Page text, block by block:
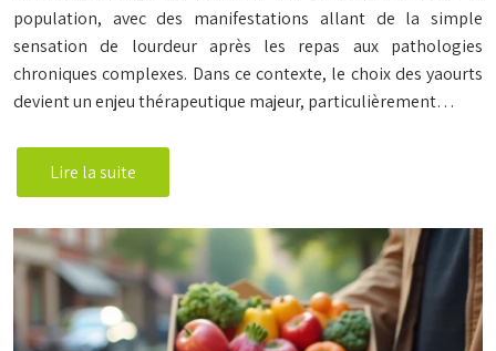
population, avec des manifestations allant de la simple
sensation de lourdeur après les repas aux pathologies
chroniques complexes. Dans ce contexte, le choix des yaourts
devient un enjeu thérapeutique majeur, particulièrement…
Lire la suite